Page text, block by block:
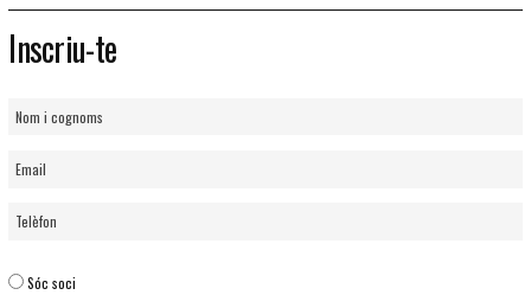
Inscriu-te
Sóc soci